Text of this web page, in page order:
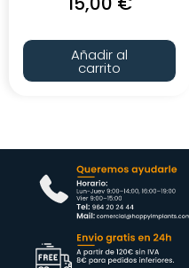
Añadir al
carrito